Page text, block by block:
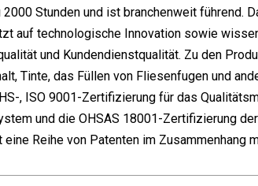
Stunden und ist branchenweit führend.
auf technologische Innovation sowie
und Kundendienstqualität. Zu den
Tinte, das Füllen von Fliesenfugen und
, ISO 9001-Zertifizierung für das
und die OHSAS 18001-Zertifizierung
Reihe von Patenten im Zusammenhang